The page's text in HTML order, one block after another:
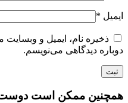
ایمیل *
ذخیره نام، ایمیل و
دوباره دیدگاهی می‌نویسم.
همچنین ممکن است دوست